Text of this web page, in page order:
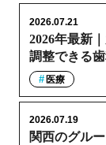
2026年最新
調整できる
2026.07.21
医療
関西のグル
2026.07.19